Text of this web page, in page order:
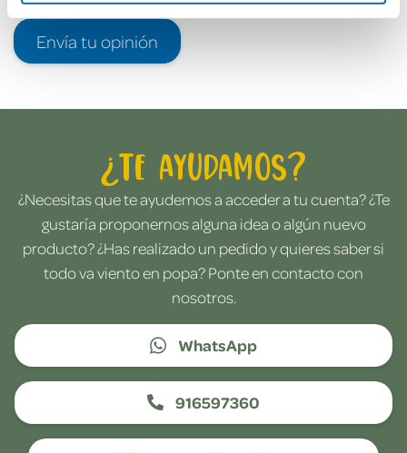
Envía tu opinión
¿Te ayudamos?
¿Necesitas que te ayudemos a acceder a tu cuenta? ¿Te
gustaría proponernos alguna idea o algún nuevo
producto? ¿Has realizado un pedido y quieres saber si
todo va viento en popa? Ponte en contacto con
nosotros.
WhatsApp
916597360